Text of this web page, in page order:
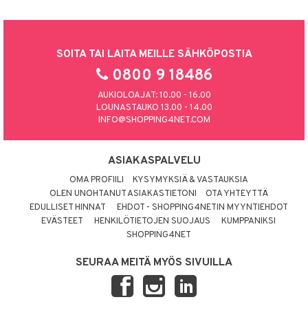
SOITA TAI LAITA MEILLE SÄHKÖPOSTIA
0800 9 18486
AUKIOLOAJAT: 10.00 - 16.00
LOUNASTAUKO 13.00 - 14.00
INFO@SHOPPING4NET.COM
ASIAKASPALVELU
OMA PROFIILI
KYSYMYKSIÄ & VASTAUKSIA
OLEN UNOHTANUT ASIAKASTIETONI
OTA YHTEYTTÄ
EDULLISET HINNAT
EHDOT - SHOPPING4NETIN MYYNTIEHDOT
EVÄSTEET
HENKILÖTIETOJEN SUOJAUS
KUMPPANIKSI
SHOPPING4NET
SEURAA MEITÄ MYÖS SIVUILLA